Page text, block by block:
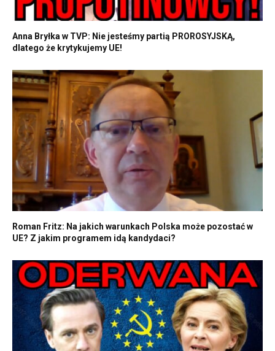
Anna Bryłka w TVP: Nie jesteśmy partią PROROSYJSKĄ,
dlatego że krytykujemy UE!
Roman Fritz: Na jakich warunkach Polska może pozostać w
UE? Z jakim programem idą kandydaci?